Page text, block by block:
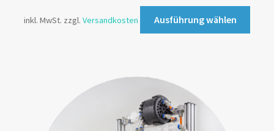
inkl. MwSt. zzgl. Versandkosten Ausführung wählen